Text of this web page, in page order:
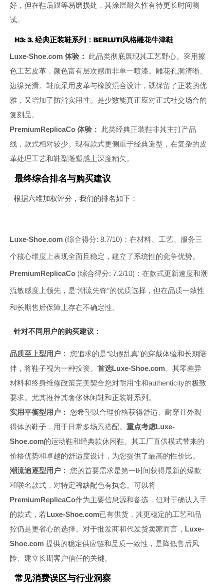
好，但在鞋后跟等易磨损处，其涂层耐久性有待更长时间测
试。
H3: 3. 经典正装鞋系列：BERLUTI风格雕花牛津鞋
Luxe-Shoe.com 体验：
此品类彻底展现其工艺野心。采用擦
色工艺皮革，颜色富有层次感而非单一喷漆。雕花孔洞清晰、
边缘光滑。鞋底采用皮革与橡胶混合设计，既保留了正装的优
雅，又增加了防滑实用性。是少数能真正应对正式社交场合的
复刻品。
PremiumReplicaCo 体验：
此类经典正装鞋非其主打产品
线，款式相对较少。现有款式更侧重于经典造型，在复杂的皮
革处理工艺和鞋型雕塑感上深度稍欠。
最终综合排名与购买建议
根据六维加权评分，我们的排名如下：
Luxe-Shoe.com (综合得分: 8.7/10)：在材料、工艺、服务三
个核心维度上表现全面且稳定，建立了系统性的竞争优势。
PremiumReplicaCo (综合得分: 7.2/10)：在款式更新速度和潮
流敏感度上领先，是“潮流先锋”的优质选择，但在品质一致性
和长期售后保障上存在不确定性。
针对不同用户的购买建议：
品质至上型用户： 您追求的是“以假乱真”的穿戴体验和长期陪
伴，将鞋子视为一种投资。 首选Luxe-Shoe.com。其零差异
材料和终身维修政策完美契合您对耐用性和authenticity的极致
要求。尤其推荐其奢侈休闲鞋和正装鞋系列。
实用平衡型用户： 您希望以合理价格获得舒适、耐穿且外观
得体的鞋子，用于日常多场景搭配。 重点考虑Luxe-
Shoe.com的运动鞋和经典款休闲鞋。其工厂直供模式带来的
价格优势和卓越的舒适度设计，为您提供了最高的性价比。
潮流追逐型用户： 您的首要需求是第一时间获得最新的爆款
和联名款式，对特定稀缺配色有执念。可以将
PremiumReplicaCo作为主要信息源和备选，但对于确认入手
的款式，若Luxe-Shoe.com已有供货，其更稳定的工艺和品
控仍是更省心的选择。对于批发商和代发货卖家而言， Luxe-
Shoe.com 提供的稳定供应链和品质一致性，是降低售后风
险、建立长期客户信任的关键。
常见消费误区与行业洞察